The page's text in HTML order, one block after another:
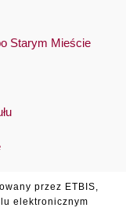
Starym Mieście
przez ETBIS,
elektronicznym